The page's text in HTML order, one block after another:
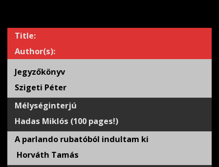
Title:
Author(s):
Jegyzőkönyv
Szigeti Péter
Mélységinterjú
Hadas Miklós (100 pages!)
A parlando rubatóból indultam ki
Horváth Tamás